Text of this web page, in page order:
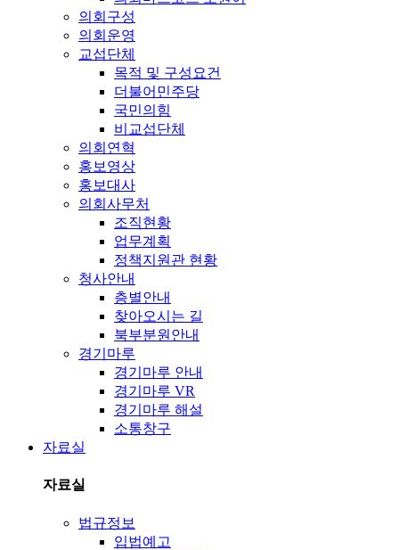
의회구성
의회운영
교섭단체
목적 및 구성요건
더불어민주당
국민의힘
비교섭단체
의회연혁
홍보영상
홍보대사
의회사무처
조직현황
업무계획
정책지원관 현황
청사안내
층별안내
찾아오시는 길
북부분원안내
경기마루
경기마루 안내
경기마루 VR
경기마루 해설
소통창구
자료실
자료실
법규정보
입법예고